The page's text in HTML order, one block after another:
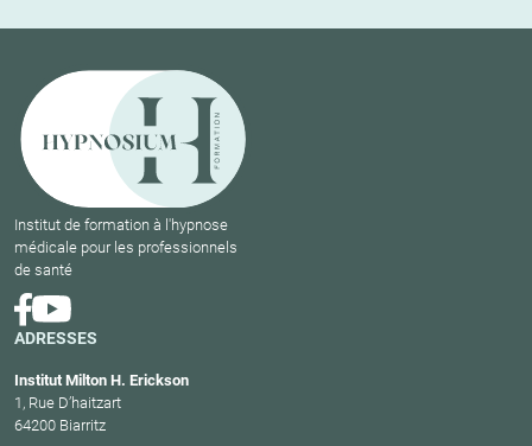
Institut de formation à l'hypnose
médicale pour les professionnels
de santé
ADRESSES
Institut Milton H. Erickson
1, Rue D’haitzart
64200 Biarritz